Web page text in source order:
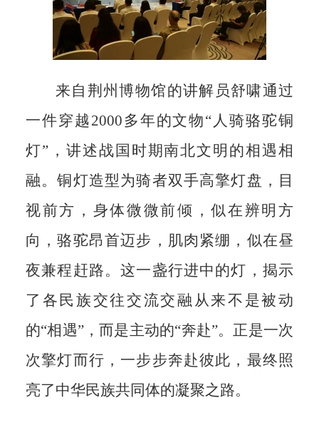
来自荆州博物馆的讲解员舒啸通过
一件穿越2000多年的文物“人骑骆驼铜
灯”，讲述战国时期南北文明的相遇相
融。铜灯造型为骑者双手高擎灯盘，目
视前方，身体微微前倾，似在辨明方
向，骆驼昂首迈步，肌肉紧绷，似在昼
夜兼程赶路。这一盏行进中的灯，揭示
了各民族交往交流交融从来不是被动
的“相遇”，而是主动的“奔赴”。正是一次
次擎灯而行，一步步奔赴彼此，最终照
亮了中华民族共同体的凝聚之路。